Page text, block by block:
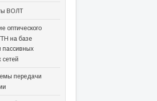
ВОЛТ
оптического
на базе
пассивных
сетей
передачи